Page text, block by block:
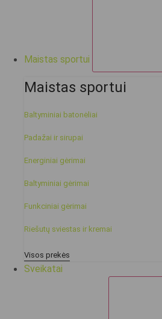
Maistas sportui
Maistas sportui
Baltyminiai batonėliai
Padažai ir sirupai
Energiniai gėrimai
Baltyminiai gėrimai
Funkciniai gėrimai
Riešutų sviestas ir kremai
Visos prekės
Sveikatai